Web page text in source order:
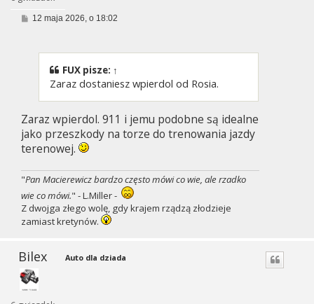
P12 maja 2026, o 18:02
FUX pisze: ↑
Zaraz dostaniesz wpierdol od Rosia.
Zaraz wpierdol. 911 i jemu podobne są idealne
jako przeszkody na torze do trenowania jazdy
terenowej.
"Pan Macierewicz bardzo często mówi co wie, ale rzadko
wie co mówi." - L.Miller -
Z dwojga złego wolę, gdy krajem rządzą złodzieje
zamiast kretynów.
Bilex Auto dla dziada